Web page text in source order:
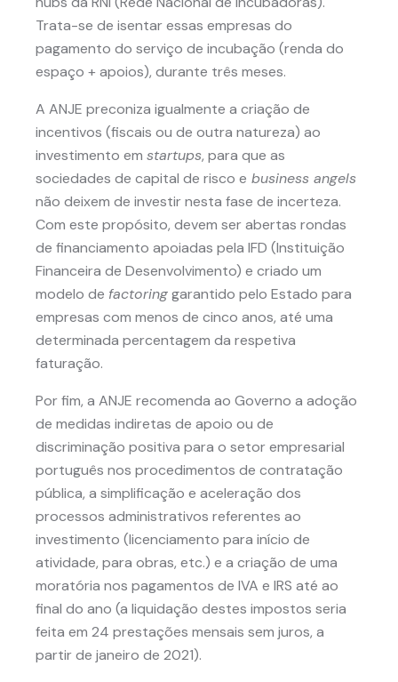
Trata-se de isentar essas empresas do
pagamento do serviço de incubação (renda do
espaço + apoios), durante três meses.
A ANJE preconiza igualmente a criação de
incentivos (fiscais ou de outra natureza) ao
investimento em startups, para que as
sociedades de capital de risco e business angels
não deixem de investir nesta fase de incerteza.
Com este propósito, devem ser abertas rondas
de financiamento apoiadas pela IFD (Instituição
Financeira de Desenvolvimento) e criado um
modelo de factoringgarantido pelo Estado para
empresas com menos de cinco anos, até uma
determinada percentagem da respetiva
faturação.
Por fim, a ANJE recomenda ao Governo a adoção
de medidas indiretas de apoio ou de
discriminação positiva para o setor empresarial
português nos procedimentos de contratação
pública, a simplificação e aceleração dos
processos administrativos referentes ao
investimento (licenciamento para início de
atividade, para obras, etc.) e a criação de uma
moratória nos pagamentos de IVA e IRS até ao
final do ano (a liquidação destes impostos seria
feita em 24 prestações mensais sem juros, a
partir de janeiro de 2021).